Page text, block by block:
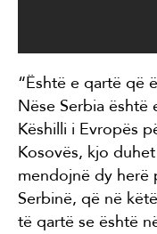
“Është e qartë që
Nëse Serbia
Këshilli i Evropës
Kosovës, kjo
mendojnë dy herë
Serbinë, që në
të qartë se është